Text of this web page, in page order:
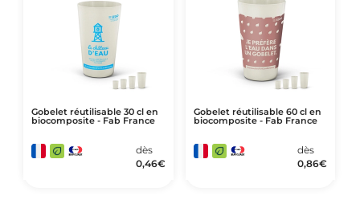
Gobelet réutilisable 30 cl en
biocomposite - Fab France
dès
0,46€
Gobelet réutilisable 60 cl en
biocomposite - Fab France
dès
0,86€